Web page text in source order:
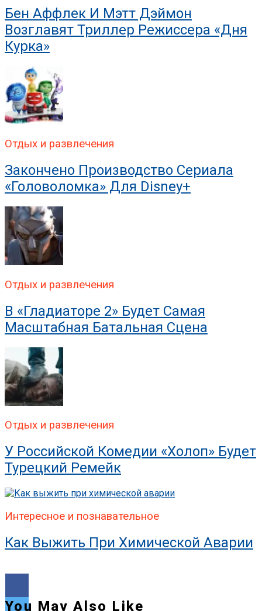
Бен Аффлек И Мэтт Дэймон
Возглавят Триллер Режиссера «Дня
Курка»
Отдых и развлечения
Закончено Производство Сериала
«Головоломка» Для Disney+
Отдых и развлечения
В «Гладиаторе 2» Будет Самая
Масштабная Батальная Сцена
Отдых и развлечения
У Российской Комедии «Холоп» Будет
Турецкий Ремейк
Интересное и познавательное
Как Выжить При Химической Аварии
You May Also Like